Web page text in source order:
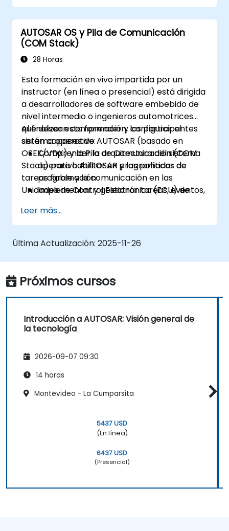
AUTOSAR OS y Pila de Comunicación
(COM Stack)
28 Horas
Esta formación en vivo impartida por un
instructor (en línea o presencial) está dirigida
a desarrolladores de software embebido de
nivel intermedio o ingenieros automotrices
que desean comprender y configurar el
sistema operativo AUTOSAR (basado en
OSEK/VDX) y la Pila de Comunicación (COM
Stack) para habilitar un programador de
tareas fiable y la comunicación en las
Unidades de Control Electrónico (ECU) de
Al finalizar esta formación, los participantes
serán capaces de:
Comprender la arquitectura del sistema
operativo AUTOSAR y las políticas de
programación
Implementar y gestionar tareas, eventos,
Describir y configurar las capas de la Pila
de Comunicación (COM Stack),
incluyendo PDUR y servicios de
Explicar las pilas de protocolos (CAN, LIN,
FlexRay, Ethernet) y cómo AUTOSAR
interactúa con ellas
Configurar los módulos del sistema
operativo y de la Pila de Comunicación
utilizando herramientas de la industria
(Vector DaVinci o ETAS ISOLAR)
comunicación en una ECU basada en
AUTOSAR
Leer más...
Última Actualización: 2025-11-26
Próximos cursos
Introducción a AUTOSAR: Visión general de
la tecnología
2026-09-07 09:30
14 horas
Montevideo - La Cumparsita
5437 USD
(En línea)
6437 USD
(Presencial)